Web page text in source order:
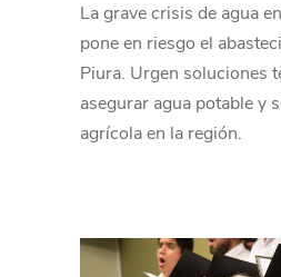
La grave crisis de agua
pone en riesgo el
Piura. Urgen soluciones
asegurar agua potable y
agrícola en la región.